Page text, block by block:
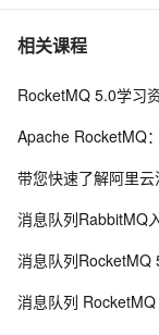
7 一文讲透消息队
8 HaaS轻应用
学习笔记
10NanoMQ
态
相关课程
RocketMQ 5.0学习
Apache RocketMQ
带您快速了解阿里
消息队列RabbitMQ
消息队列RocketMQ
消息队列